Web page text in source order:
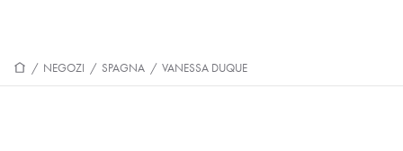
/ NEGOZI / SPAGNA / VANESSA DUQUE